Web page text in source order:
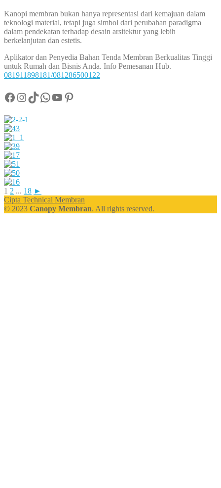
Kanopi membran bukan hanya representasi dari kemajuan dalam
teknologi material, tetapi juga simbol dari perubahan paradigma
dalam pendekatan terhadap desain arsitektur yang lebih
berkelanjutan dan estetis.
Aplikator dan Penyedia Bahan Tenda Membran Berkualitas Tinggi
untuk Rumah dan Bisnis Anda. Info Pemesanan Hub.
081911898181/081286500122
Facebook
Instagram
TikTok
WhatsApp
YouTube
Pinterest
1 2 ... 18 ►
Cipta Technical Membran
© 2023 Canopy Membran. All rights reserved.